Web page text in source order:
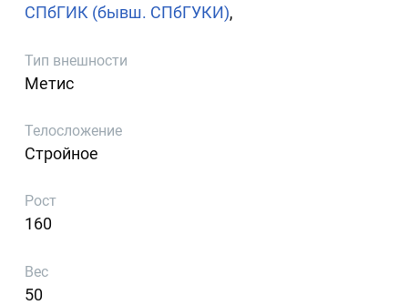
СПбГИК (бывш. СПбГУКИ),
Тип внешности
Метис
Телосложение
Стройное
Рост
160
Вес
50